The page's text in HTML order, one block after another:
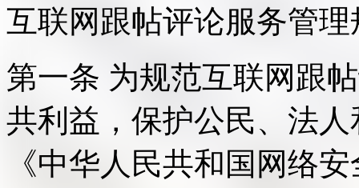
互联网跟帖评论服务管理
第一条 为规范互联网跟
共利益，保护公民、法
《中华人民共和国网络